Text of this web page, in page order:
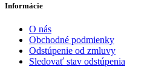
Informácie
O nás
Obchodné podmienky
Odstúpenie od zmluvy
Sledovať stav odstúpenia